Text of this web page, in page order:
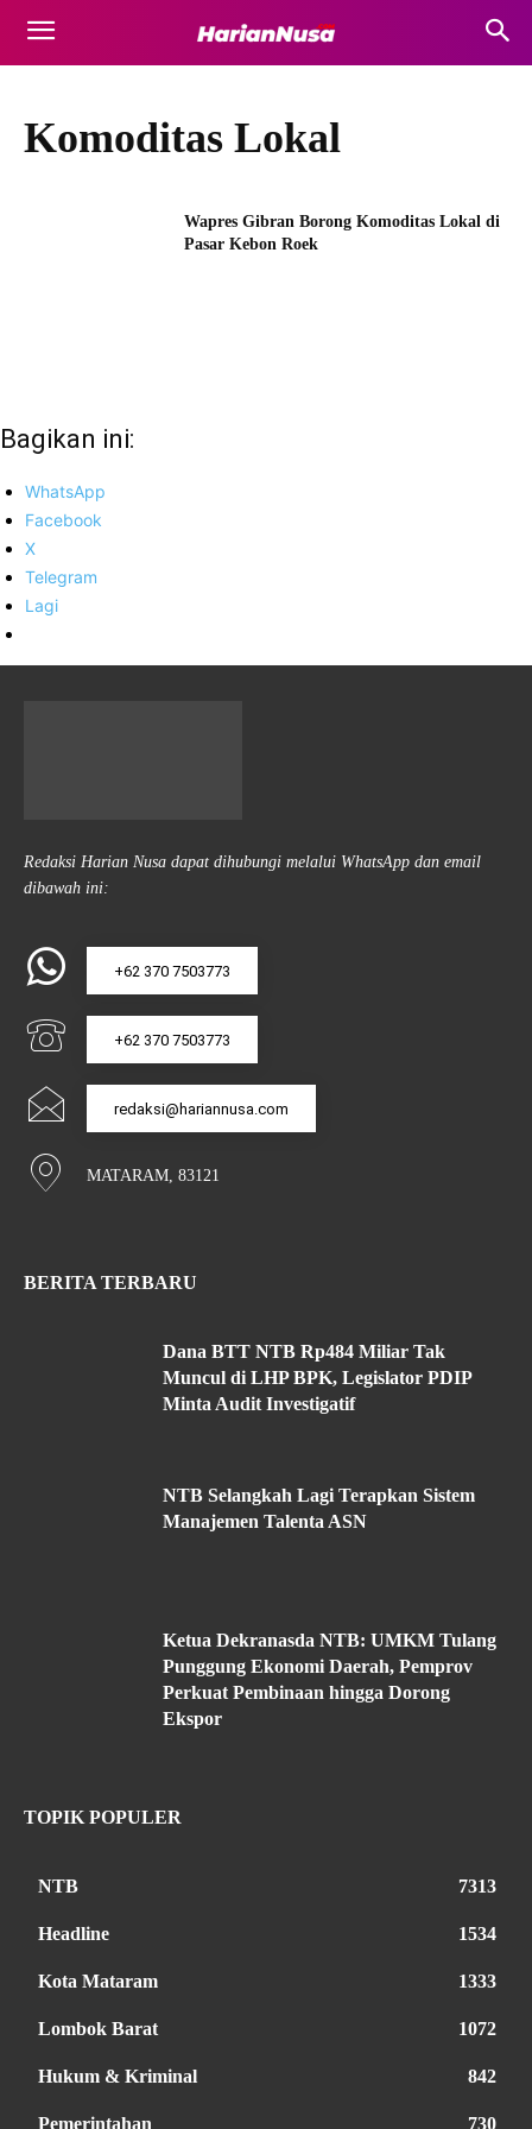
Komoditas Lokal
Wapres Gibran Borong Komoditas Lokal di
Pasar Kebon Roek
Bagikan ini:
WhatsApp
Facebook
X
Telegram
Lagi
Redaksi Harian Nusa dapat dihubungi melalui WhatsApp dan email
dibawah ini:
+62 370 7503773
+62 370 7503773
redaksi@hariannusa.com
MATARAM, 83121
BERITA TERBARU
Dana BTT NTB Rp484 Miliar Tak
Muncul di LHP BPK, Legislator PDIP
Minta Audit Investigatif
NTB Selangkah Lagi Terapkan Sistem
Manajemen Talenta ASN
Ketua Dekranasda NTB: UMKM Tulang
Punggung Ekonomi Daerah, Pemprov
Perkuat Pembinaan hingga Dorong
Ekspor
TOPIK POPULER
NTB 7313
Headline 1534
Kota Mataram 1333
Lombok Barat 1072
Hukum & Kriminal 842
Pemerintahan 730